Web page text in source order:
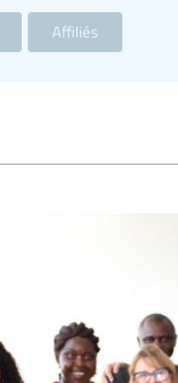
Affiliés